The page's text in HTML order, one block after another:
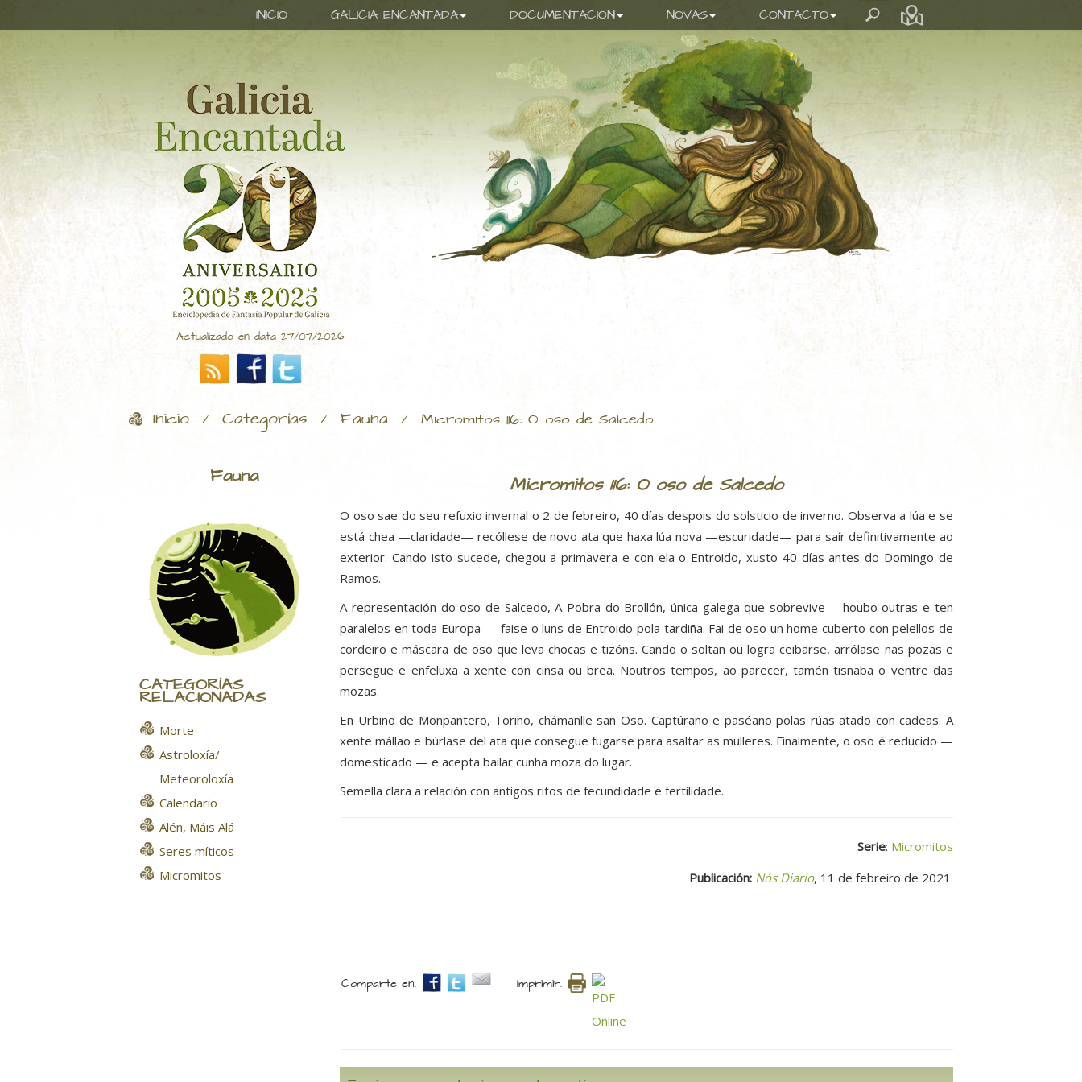
INICIO GALICIA ENCANTADA DOCUMENTACION NOVAS CONTACTO
Actualizado en data 27/07/2026
Inicio / Categorías / Fauna / Micromitos 116: O oso de Salcedo
Fauna
CATEGORÍAS
RELACIONADAS
Morte
Astroloxía/
Meteoroloxía
Calendario
Alén, Máis Alá
Seres míticos
Micromitos
Micromitos 116: O oso de Salcedo
O oso sae do seu refuxio invernal o 2 de febreiro, 40 días despois do solsticio de inverno. Observa a lúa e se
está chea —claridade— recóllese de novo ata que haxa lúa nova —escuridade— para saír definitivamente ao
exterior. Cando isto sucede, chegou a primavera e con ela o Entroido, xusto 40 días antes do Domingo de
Ramos.
A representación do oso de Salcedo, A Pobra do Brollón, única galega que sobrevive —houbo outras e ten
paralelos en toda Europa — faise o luns de Entroido pola tardiña. Fai de oso un home cuberto con pelellos de
cordeiro e máscara de oso que leva chocas e tizóns. Cando o soltan ou logra ceibarse, arrólase nas pozas e
persegue e enfeluxa a xente con cinsa ou brea. Noutros tempos, ao parecer, tamén tisnaba o ventre das
mozas.
En Urbino de Monpantero, Torino, chámanlle san Oso. Captúrano e paséano polas rúas atado con cadeas. A
xente mállao e búrlase del ata que consegue fugarse para asaltar as mulleres. Finalmente, o oso é reducido —
domesticado — e acepta bailar cunha moza do lugar.
Semella clara a relación con antigos ritos de fecundidade e fertilidade.
Serie: Micromitos
Publicación: Nós Diario, 11 de febreiro de 2021.
Comparte en. Imprimir.